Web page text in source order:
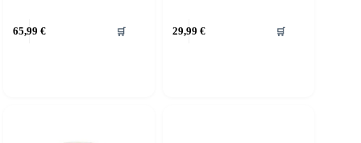
65,99 € 🛒 29,99 € 🛒